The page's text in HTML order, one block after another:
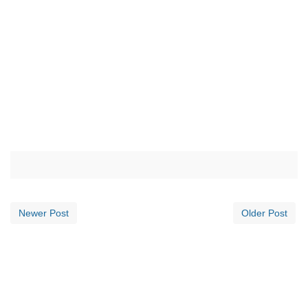
Newer Post Older Post